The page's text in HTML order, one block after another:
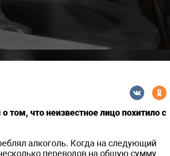
том, что неизвестное лицо похитило с
алкоголь. Когда на следующий
переводов на общую сумму